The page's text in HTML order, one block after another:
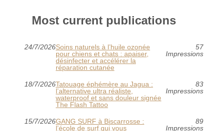
Most current publications
24/7/2026Soins naturels à l’huile ozonée
pour chiens et chats : apaiser,
désinfecter et accélérer la
réparation cutanée
57
Impressions
18/7/2026Tatouage éphémère au Jagua :
l’alternative ultra réaliste,
waterproof et sans douleur signée
The Flash Tattoo
83
Impressions
15/7/2026GANG SURF à Biscarrosse :
l’école de surf qui vous
89
Impressions